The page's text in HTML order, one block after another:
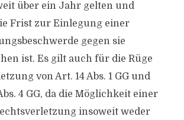
über ein Jahr gelten und
Frist zur Einlegung einer
gegen sie
ist. Es gilt auch für die Rüge
von Art. 14 Abs. 1 GG und
4 GG, da die Möglichkeit einer
insoweit weder